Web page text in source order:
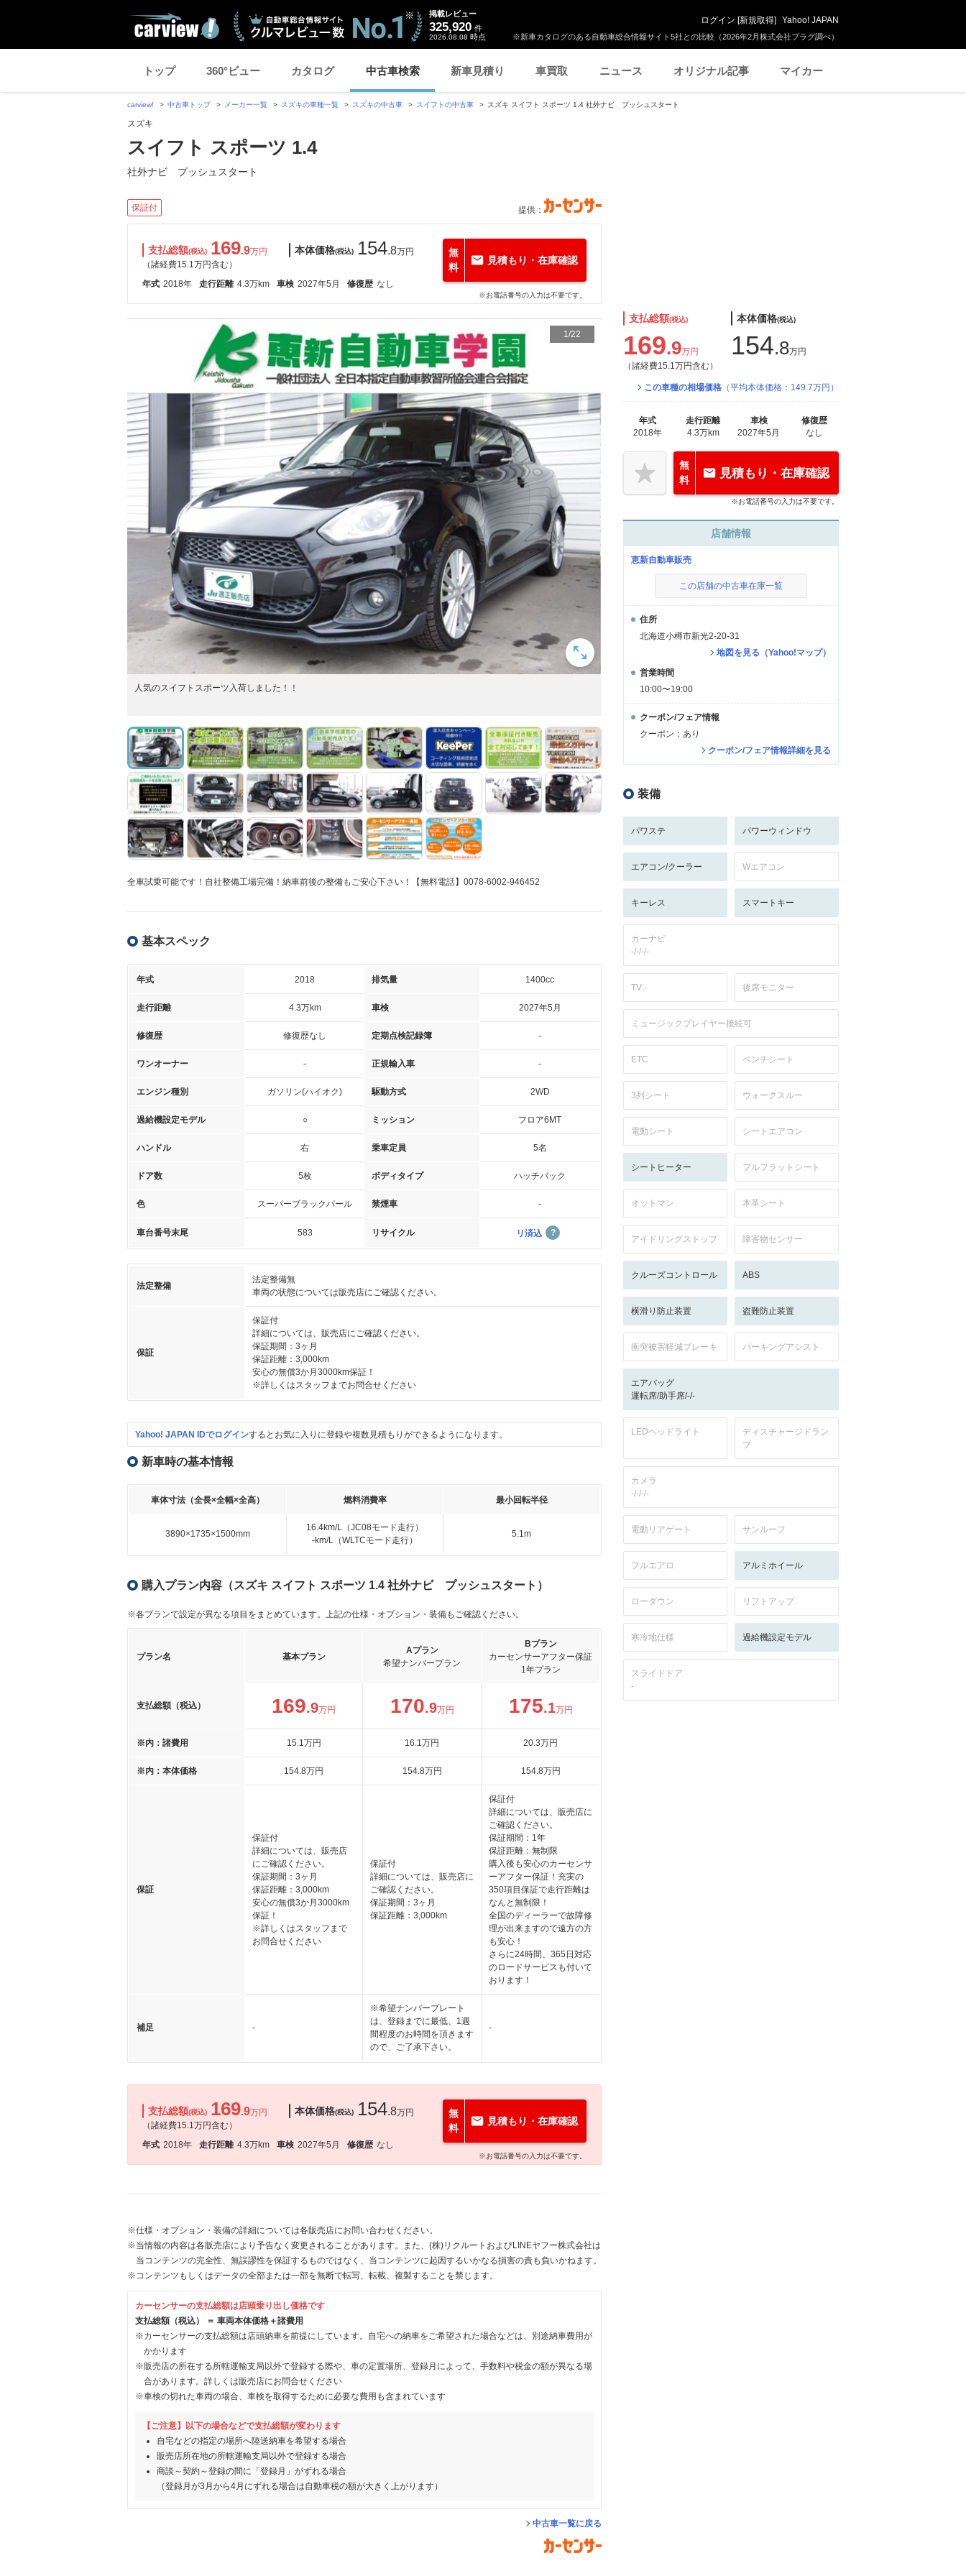
※新車カタログのある自動車総合情報サイト5社との比較（2026年2月株式会社プラグ調べ）
掲載レビュー
325,920 件
2026.08.08 時点
ログイン [新規取得] Yahoo! JAPAN
トップ 360°ビュー カタログ 中古車検索 新車見積り 車買取 ニュース オリジナル記事 マイカー
carview! 中古車トップ メーカー一覧 スズキの車種一覧 スズキの中古車 スイフトの中古車 スズキ スイフト スポーツ 1.4 社外ナビ プッシュスタート
スズキ
スイフト スポーツ 1.4
社外ナビ プッシュスタート
保証付 提供：
支払総額(税込) 169.9万円
（諸経費15.1万円含む）
本体価格(税込) 154.8万円
年式 2018年 走行距離 4.3万km 車検 2027年5月 修復歴 なし
無
料
見積もり・在庫確認
※お電話番号の入力は不要です。
1/22
人気のスイフトスポーツ入荷しました！！
全車試乗可能です！自社整備工場完備！納車前後の整備もご安心下さい！【無料電話】0078-6002-946452
基本スペック
年式 2018 排気量 1400cc
走行距離 4.3万km 車検 2027年5月
修復歴 修復歴なし 定期点検記録簿 -
ワンオーナー - 正規輸入車 -
エンジン種別 ガソリン(ハイオク) 駆動方式 2WD
過給機設定モデル ○ ミッション フロア6MT
ハンドル 右 乗車定員 5名
ドア数 5枚 ボディタイプ ハッチバック
色 スーパーブラックパール 禁煙車 -
車台番号末尾 583 リサイクル リ済込
法定整備
法定整備無
車両の状態については販売店にご確認ください。
保証
保証付
詳細については、販売店にご確認ください。
保証期間：3ヶ月
保証距離：3,000km
安心の無償3か月3000km保証！
※詳しくはスタッフまでお問合せください
Yahoo! JAPAN IDでログインするとお気に入りに登録や複数見積もりができるようになります。
新車時の基本情報
車体寸法（全長×全幅×全高） 燃料消費率 最小回転半径
3890×1735×1500mm
16.4km/L（JC08モード走行）
-km/L（WLTCモード走行）
5.1m
購入プラン内容（スズキ スイフト スポーツ 1.4 社外ナビ プッシュスタート）
※各プランで設定が異なる項目をまとめています。上記の仕様・オプション・装備もご確認ください。
プラン名 基本プラン
Aプラン
希望ナンバープラン
Bプラン
カーセンサーアフター保証
1年プラン
支払総額（税込） 169.9万円 170.9万円 175.1万円
※内：諸費用 15.1万円 16.1万円 20.3万円
※内：本体価格 154.8万円 154.8万円 154.8万円
保証
保証付
詳細については、販売店
にご確認ください。
保証期間：3ヶ月
保証距離：3,000km
安心の無償3か月3000km
保証！
※詳しくはスタッフまで
お問合せください
保証付
詳細については、販売店に
ご確認ください。
保証期間：3ヶ月
保証距離：3,000km
保証付
詳細については、販売店に
ご確認ください。
保証期間：1年
保証距離：無制限
購入後も安心のカーセンサ
ーアフター保証！充実の
350項目保証で走行距離は
なんと無制限！
全国のディーラーで故障修
理が出来ますので遠方の方
も安心！
さらに24時間、365日対応
のロードサービスも付いて
おります！
補足 -
※希望ナンバープレート
は、登録までに最低、1週
間程度のお時間を頂きます
ので、ご了承下さい。
-
支払総額(税込) 169.9万円
（諸経費15.1万円含む）
本体価格(税込) 154.8万円
年式 2018年 走行距離 4.3万km 車検 2027年5月 修復歴 なし
無
料
見積もり・在庫確認
※お電話番号の入力は不要です。
※仕様・オプション・装備の詳細については各販売店にお問い合わせください。
※当情報の内容は各販売店により予告なく変更されることがあります。また、(株)リクルートおよびLINEヤフー株式会社は
当コンテンツの完全性、無誤謬性を保証するものではなく、当コンテンツに起因するいかなる損害の責も負いかねます。
※コンテンツもしくはデータの全部または一部を無断で転写、転載、複製することを禁じます。
カーセンサーの支払総額は店頭乗り出し価格です
支払総額（税込） ＝ 車両本体価格＋諸費用
※カーセンサーの支払総額は店頭納車を前提にしています。自宅への納車をご希望された場合などは、別途納車費用が
かかります
※販売店の所在する所轄運輸支局以外で登録する際や、車の定置場所、登録月によって、手数料や税金の額が異なる場
合があります。詳しくは販売店にお問合せください
※車検の切れた車両の場合、車検を取得するために必要な費用も含まれています
【ご注意】以下の場合などで支払総額が変わります
自宅などの指定の場所へ陸送納車を希望する場合
販売店所在地の所轄運輸支局以外で登録する場合
商談～契約～登録の間に「登録月」がずれる場合
（登録月が3月から4月にずれる場合は自動車税の額が大きく上がります）
中古車一覧に戻る
支払総額(税込)
169.9万円
（諸経費15.1万円含む）
本体価格(税込)
154.8万円
この車種の相場価格 （平均本体価格：149.7万円）
年式
2018年
走行距離
4.3万km
車検
2027年5月
修復歴
なし
無
料
見積もり・在庫確認
※お電話番号の入力は不要です。
店舗情報
恵新自動車販売
この店舗の中古車在庫一覧
住所
北海道小樽市新光2-20-31
地図を見る（Yahoo!マップ）
営業時間
10:00〜19:00
クーポン/フェア情報
クーポン：あり
クーポン/フェア情報詳細を見る
装備
パワステ パワーウィンドウ
エアコン/クーラー Wエアコン
キーレス スマートキー
カーナビ
-/-/-/-
TV:- 後席モニター
ミュージックプレイヤー接続可
ETC ベンチシート
3列シート ウォークスルー
電動シート シートエアコン
シートヒーター フルフラットシート
オットマン 本革シート
アイドリングストップ 障害物センサー
クルーズコントロール ABS
横滑り防止装置 盗難防止装置
衝突被害軽減ブレーキ パーキングアシスト
エアバッグ
運転席/助手席/-/-
LEDヘッドライト
ディスチャージドラン
プ
カメラ
-/-/-/-
電動リアゲート サンルーフ
フルエアロ アルミホイール
ローダウン リフトアップ
寒冷地仕様 過給機設定モデル
スライドドア
-